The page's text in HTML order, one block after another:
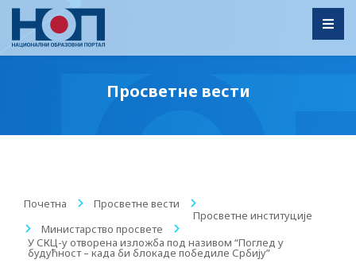
Просветне вести
Почетна / Просветне вести
/
Просветне институције
/
Министарство просвете
/
У СКЦ-у отворена изложба под називом “Поглед у
будућност – када би блокаде победиле Србију”